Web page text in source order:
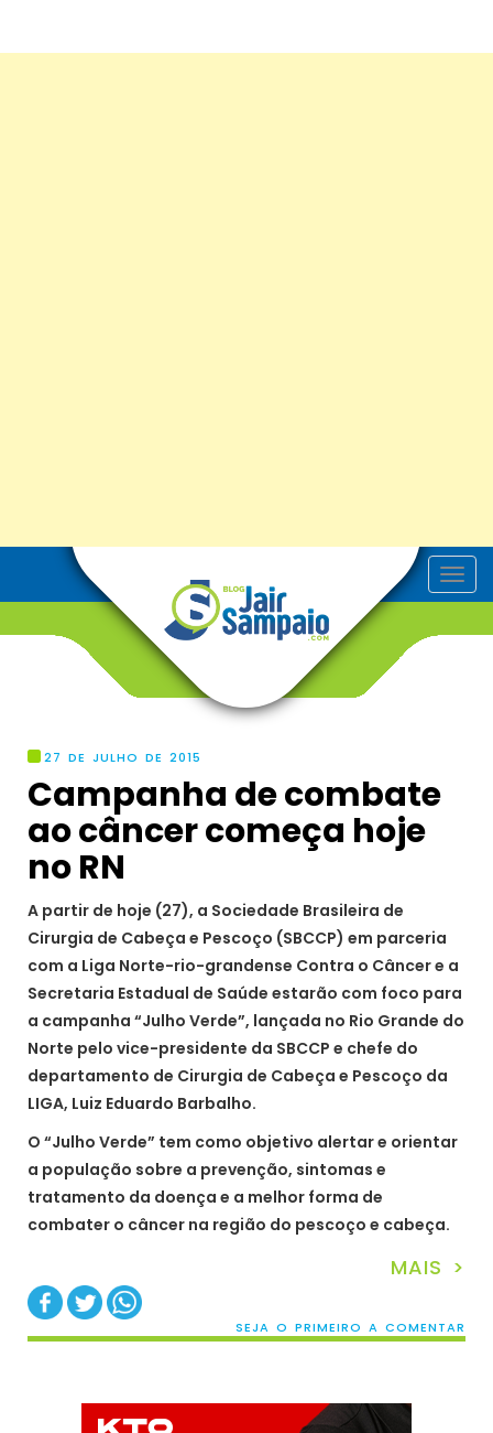
T
o
27 DE JULHO DE 2015
Campanha de combate
ao câncer começa hoje
no RN
A partir de hoje (27), a Sociedade Brasileira de
Cirurgia de Cabeça e Pescoço (SBCCP) em parceria
com a Liga Norte-rio-grandense Contra o Câncer e a
Secretaria Estadual de Saúde estarão com foco para
a campanha “Julho Verde”, lançada no Rio Grande do
Norte pelo vice-presidente da SBCCP e chefe do
departamento de Cirurgia de Cabeça e Pescoço da
LIGA, Luiz Eduardo Barbalho.
O “Julho Verde” tem como objetivo alertar e orientar
a população sobre a prevenção, sintomas e
tratamento da doença e a melhor forma de
combater o câncer na região do pescoço e cabeça.
MAIS >
SEJA O PRIMEIRO A COMENTAR